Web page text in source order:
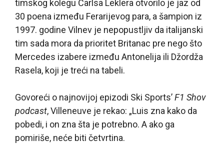
timskog kolegu Čarlsa Leklera otvorilo je jaz od
30 poena između Ferarijevog para, a šampion iz
1997. godine Vilnev je nepopustljiv da italijanski
tim sada mora da prioritet Britanac pre nego što
Mercedes izabere između Antonelija ili Džordža
Rasela, koji je treći na tabeli.
Govoreći o najnovijoj epizodi Ski Sports’F1 Shov
podcast, Villeneuve je rekao: „Luis zna kako da
pobedi, i on zna šta je potrebno. A ako ga
pomiriše, neće biti četvrtina.